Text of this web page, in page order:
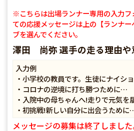
※こちらは出場ランナー専用の入力フ
ての応援メッセージは上の【ランナ
ブを選んでください。
澤田 尚弥 選手の走る理由や
入力例
・小学校の教員です。生徒にナイシ
・コロナの逆境に打ち勝つために…
・入院中の母ちゃんへ!走りで元気
・初挑戦!新しい自分に出会うために
メッセージの募集は終了しました